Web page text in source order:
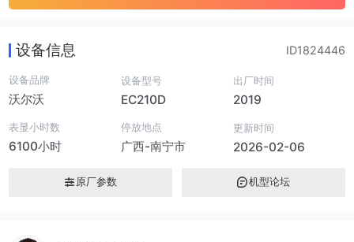
设备信息 ID1824446
设备品牌
沃尔沃
设备型号
EC210D
出厂时间
2019
表显小时数
6100小时
停放地点
广西-南宁市
更新时间
2026-02-06
原厂参数 机型论坛